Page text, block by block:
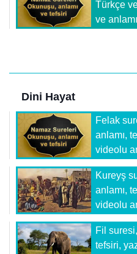
Türkçe
ve anlamı
Dini Hayat
Felak
anlamı,
videolu
Kureyş
anlamı,
videolu
Fil
tefsiri,